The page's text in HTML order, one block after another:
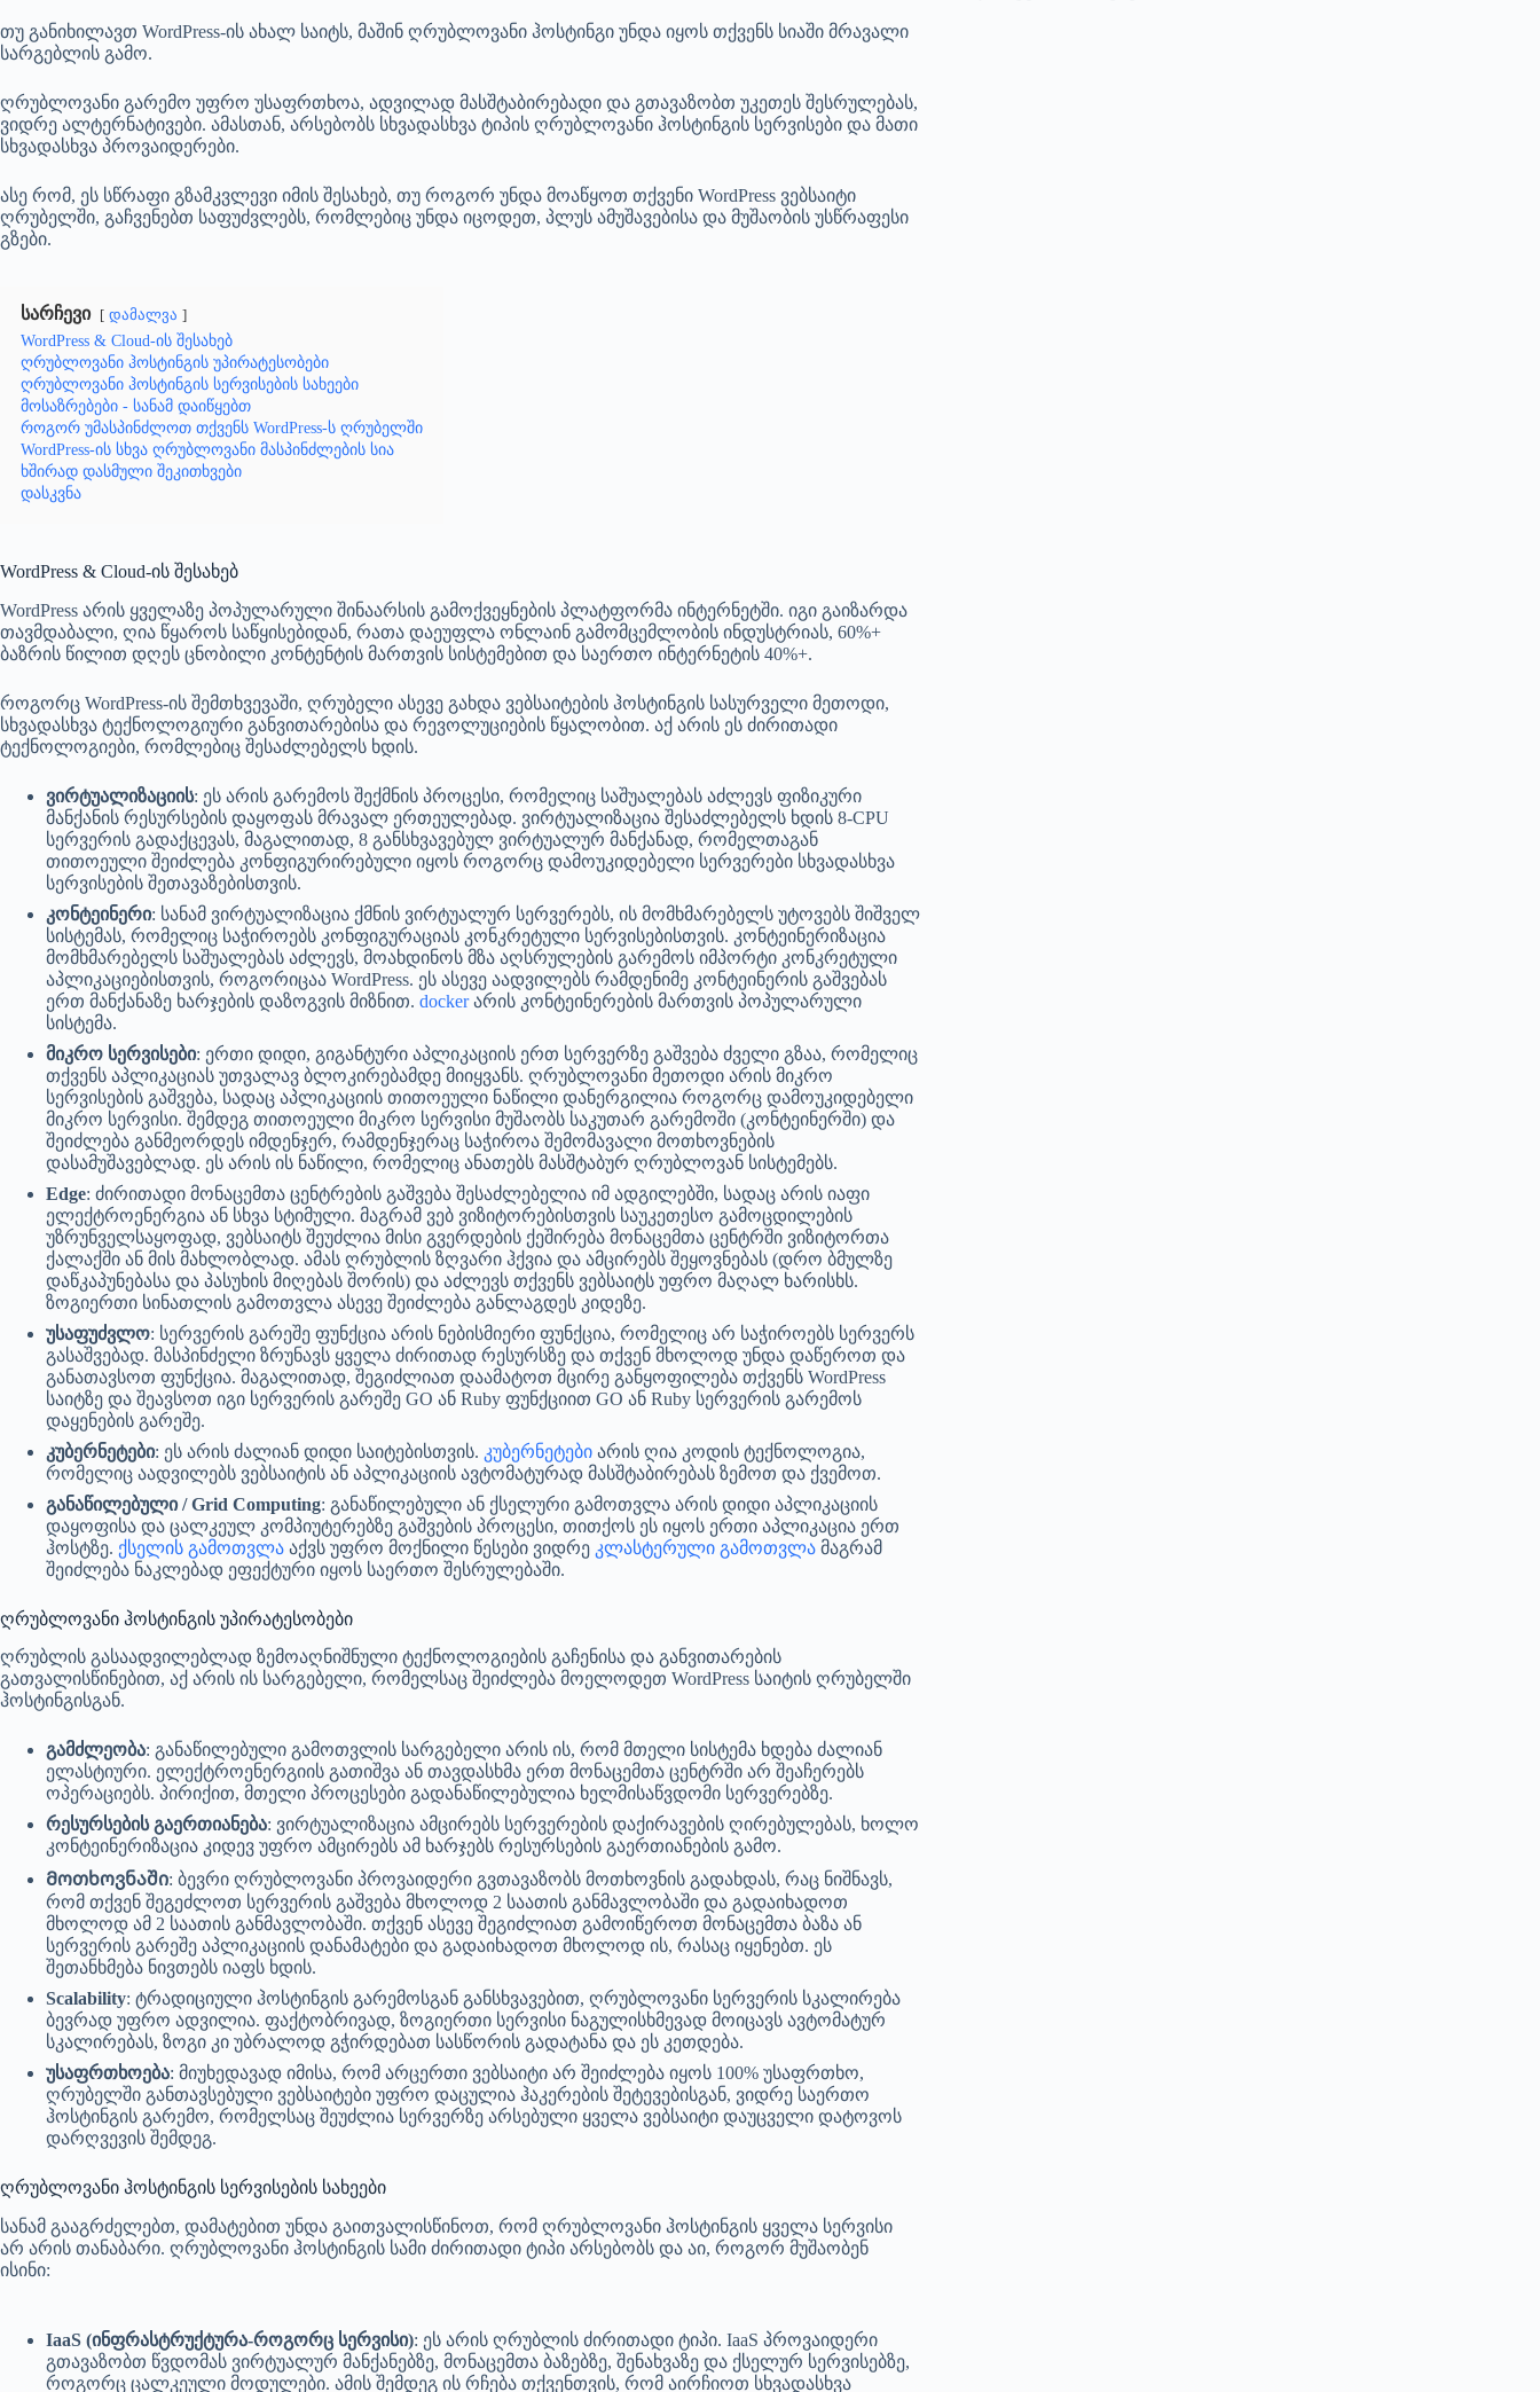
თუ განიხილავთ WordPress-ის ახალ საიტს, მაშინ ღრუბლოვანი ჰოსტინგი უნდა იყოს თქვენს სიაში მრავალი
სარგებლის გამო.
ღრუბლოვანი გარემო უფრო უსაფრთხოა, ადვილად მასშტაბირებადი და გთავაზობთ უკეთეს შესრულებას,
ვიდრე ალტერნატივები. ამასთან, არსებობს სხვადასხვა ტიპის ღრუბლოვანი ჰოსტინგის სერვისები და მათი
სხვადასხვა პროვაიდერები.
ასე რომ, ეს სწრაფი გზამკვლევი იმის შესახებ, თუ როგორ უნდა მოაწყოთ თქვენი WordPress ვებსაიტი
ღრუბელში, გაჩვენებთ საფუძვლებს, რომლებიც უნდა იცოდეთ, პლუს ამუშავებისა და მუშაობის უსწრაფესი
გზები.
სარჩევი დამალვა
WordPress & Cloud-ის შესახებ
ღრუბლოვანი ჰოსტინგის უპირატესობები
ღრუბლოვანი ჰოსტინგის სერვისების სახეები
მოსაზრებები - სანამ დაიწყებთ
როგორ უმასპინძლოთ თქვენს WordPress-ს ღრუბელში
WordPress-ის სხვა ღრუბლოვანი მასპინძლების სია
ხშირად დასმული შეკითხვები
დასკვნა
WordPress & Cloud-ის შესახებ
WordPress არის ყველაზე პოპულარული შინაარსის გამოქვეყნების პლატფორმა ინტერნეტში. იგი გაიზარდა
თავმდაბალი, ღია წყაროს საწყისებიდან, რათა დაეუფლა ონლაინ გამომცემლობის ინდუსტრიას, 60%+
ბაზრის წილით დღეს ცნობილი კონტენტის მართვის სისტემებით და საერთო ინტერნეტის 40%+.
როგორც WordPress-ის შემთხვევაში, ღრუბელი ასევე გახდა ვებსაიტების ჰოსტინგის სასურველი მეთოდი,
სხვადასხვა ტექნოლოგიური განვითარებისა და რევოლუციების წყალობით. აქ არის ეს ძირითადი
ტექნოლოგიები, რომლებიც შესაძლებელს ხდის.
ვირტუალიზაციის: ეს არის გარემოს შექმნის პროცესი, რომელიც საშუალებას აძლევს ფიზიკური
მანქანის რესურსების დაყოფას მრავალ ერთეულებად. ვირტუალიზაცია შესაძლებელს ხდის 8-CPU
სერვერის გადაქცევას, მაგალითად, 8 განსხვავებულ ვირტუალურ მანქანად, რომელთაგან
თითოეული შეიძლება კონფიგურირებული იყოს როგორც დამოუკიდებელი სერვერები სხვადასხვა
სერვისების შეთავაზებისთვის.
კონტეინერი: სანამ ვირტუალიზაცია ქმნის ვირტუალურ სერვერებს, ის მომხმარებელს უტოვებს შიშველ
სისტემას, რომელიც საჭიროებს კონფიგურაციას კონკრეტული სერვისებისთვის. კონტეინერიზაცია
მომხმარებელს საშუალებას აძლევს, მოახდინოს მზა აღსრულების გარემოს იმპორტი კონკრეტული
აპლიკაციებისთვის, როგორიცაა WordPress. ეს ასევე აადვილებს რამდენიმე კონტეინერის გაშვებას
ერთ მანქანაზე ხარჯების დაზოგვის მიზნით. dockerარის კონტეინერების მართვის პოპულარული
სისტემა.
მიკრო სერვისები: ერთი დიდი, გიგანტური აპლიკაციის ერთ სერვერზე გაშვება ძველი გზაა, რომელიც
თქვენს აპლიკაციას უთვალავ ბლოკირებამდე მიიყვანს. ღრუბლოვანი მეთოდი არის მიკრო
სერვისების გაშვება, სადაც აპლიკაციის თითოეული ნაწილი დანერგილია როგორც დამოუკიდებელი
მიკრო სერვისი. შემდეგ თითოეული მიკრო სერვისი მუშაობს საკუთარ გარემოში (კონტეინერში) და
შეიძლება განმეორდეს იმდენჯერ, რამდენჯერაც საჭიროა შემომავალი მოთხოვნების
დასამუშავებლად. ეს არის ის ნაწილი, რომელიც ანათებს მასშტაბურ ღრუბლოვან სისტემებს.
Edge: ძირითადი მონაცემთა ცენტრების გაშვება შესაძლებელია იმ ადგილებში, სადაც არის იაფი
ელექტროენერგია ან სხვა სტიმული. მაგრამ ვებ ვიზიტორებისთვის საუკეთესო გამოცდილების
უზრუნველსაყოფად, ვებსაიტს შეუძლია მისი გვერდების ქეშირება მონაცემთა ცენტრში ვიზიტორთა
ქალაქში ან მის მახლობლად. ამას ღრუბლის ზღვარი ჰქვია და ამცირებს შეყოვნებას (დრო ბმულზე
დაწკაპუნებასა და პასუხის მიღებას შორის) და აძლევს თქვენს ვებსაიტს უფრო მაღალ ხარისხს.
ზოგიერთი სინათლის გამოთვლა ასევე შეიძლება განლაგდეს კიდეზე.
უსაფუძვლო: სერვერის გარეშე ფუნქცია არის ნებისმიერი ფუნქცია, რომელიც არ საჭიროებს სერვერს
გასაშვებად. მასპინძელი ზრუნავს ყველა ძირითად რესურსზე და თქვენ მხოლოდ უნდა დაწეროთ და
განათავსოთ ფუნქცია. მაგალითად, შეგიძლიათ დაამატოთ მცირე განყოფილება თქვენს WordPress
საიტზე და შეავსოთ იგი სერვერის გარეშე GO ან Ruby ფუნქციით GO ან Ruby სერვერის გარემოს
დაყენების გარეშე.
კუბერნეტები: ეს არის ძალიან დიდი საიტებისთვის. კუბერნეტები არის ღია კოდის ტექნოლოგია,
რომელიც აადვილებს ვებსაიტის ან აპლიკაციის ავტომატურად მასშტაბირებას ზემოთ და ქვემოთ.
განაწილებული / Grid Computing: განაწილებული ან ქსელური გამოთვლა არის დიდი აპლიკაციის
დაყოფისა და ცალკეულ კომპიუტერებზე გაშვების პროცესი, თითქოს ეს იყოს ერთი აპლიკაცია ერთ
ჰოსტზე. ქსელის გამოთვლა აქვს უფრო მოქნილი წესები ვიდრე კლასტერული გამოთვლა მაგრამ
შეიძლება ნაკლებად ეფექტური იყოს საერთო შესრულებაში.
ღრუბლოვანი ჰოსტინგის უპირატესობები
ღრუბლის გასაადვილებლად ზემოაღნიშნული ტექნოლოგიების გაჩენისა და განვითარების
გათვალისწინებით, აქ არის ის სარგებელი, რომელსაც შეიძლება მოელოდეთ WordPress საიტის ღრუბელში
ჰოსტინგისგან.
გამძლეობა: განაწილებული გამოთვლის სარგებელი არის ის, რომ მთელი სისტემა ხდება ძალიან
ელასტიური. ელექტროენერგიის გათიშვა ან თავდასხმა ერთ მონაცემთა ცენტრში არ შეაჩერებს
ოპერაციებს. პირიქით, მთელი პროცესები გადანაწილებულია ხელმისაწვდომი სერვერებზე.
რესურსების გაერთიანება: ვირტუალიზაცია ამცირებს სერვერების დაქირავების ღირებულებას, ხოლო
კონტეინერიზაცია კიდევ უფრო ამცირებს ამ ხარჯებს რესურსების გაერთიანების გამო.
Მოთხოვნაში: ბევრი ღრუბლოვანი პროვაიდერი გვთავაზობს მოთხოვნის გადახდას, რაც ნიშნავს,
რომ თქვენ შეგეძლოთ სერვერის გაშვება მხოლოდ 2 საათის განმავლობაში და გადაიხადოთ
მხოლოდ ამ 2 საათის განმავლობაში. თქვენ ასევე შეგიძლიათ გამოიწეროთ მონაცემთა ბაზა ან
სერვერის გარეშე აპლიკაციის დანამატები და გადაიხადოთ მხოლოდ ის, რასაც იყენებთ. ეს
შეთანხმება ნივთებს იაფს ხდის.
Scalability: ტრადიციული ჰოსტინგის გარემოსგან განსხვავებით, ღრუბლოვანი სერვერის სკალირება
ბევრად უფრო ადვილია. ფაქტობრივად, ზოგიერთი სერვისი ნაგულისხმევად მოიცავს ავტომატურ
სკალირებას, ზოგი კი უბრალოდ გჭირდებათ სასწორის გადატანა და ეს კეთდება.
უსაფრთხოება: მიუხედავად იმისა, რომ არცერთი ვებსაიტი არ შეიძლება იყოს 100% უსაფრთხო,
ღრუბელში განთავსებული ვებსაიტები უფრო დაცულია ჰაკერების შეტევებისგან, ვიდრე საერთო
ჰოსტინგის გარემო, რომელსაც შეუძლია სერვერზე არსებული ყველა ვებსაიტი დაუცველი დატოვოს
დარღვევის შემდეგ.
ღრუბლოვანი ჰოსტინგის სერვისების სახეები
სანამ გააგრძელებთ, დამატებით უნდა გაითვალისწინოთ, რომ ღრუბლოვანი ჰოსტინგის ყველა სერვისი
არ არის თანაბარი. ღრუბლოვანი ჰოსტინგის სამი ძირითადი ტიპი არსებობს და აი, როგორ მუშაობენ
ისინი:
IaaS (ინფრასტრუქტურა-როგორც სერვისი): ეს არის ღრუბლის ძირითადი ტიპი. IaaS პროვაიდერი
გთავაზობთ წვდომას ვირტუალურ მანქანებზე, მონაცემთა ბაზებზე, შენახვაზე და ქსელურ სერვისებზე,
როგორც ცალკეული მოდულები. ამის შემდეგ ის რჩება თქვენთვის, რომ აირჩიოთ სხვადასხვა